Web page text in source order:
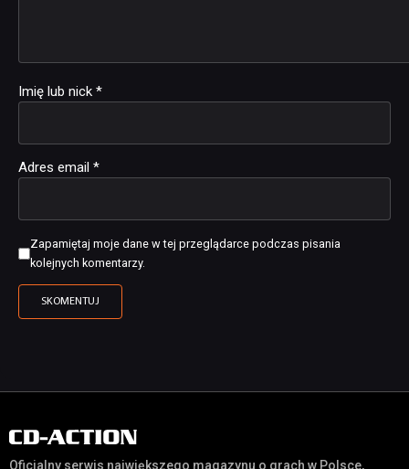
Imię lub nick *
Adres email *
Zapamiętaj moje dane w tej przeglądarce podczas pisania
kolejnych komentarzy.
Oficjalny serwis największego magazynu o grach w Polsce,